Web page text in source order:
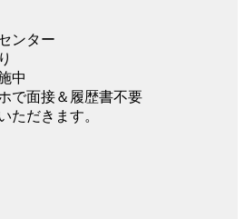
ンター
中
で面接＆履歴書不要
ただきます。